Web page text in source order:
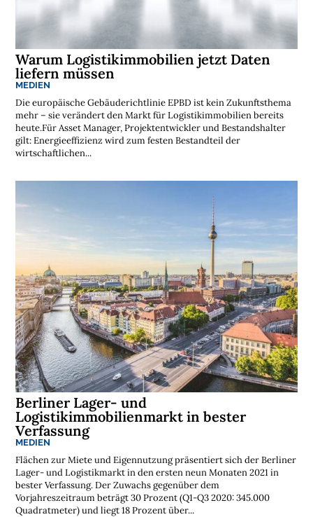

e
r
k
o
s
t
e
t
t
e
r
➔
e
z
t
a
b
o
n
n
i
e
r
e
n
Warum Logistikimmobilien jetzt Daten
liefern müssen
MEDIEN
Die europäische Gebäuderichtlinie EPBD ist kein Zukunftsthema
mehr – sie verändert den Markt für Logistikimmobilien bereits
heute.Für Asset Manager, Projektentwickler und Bestandshalter
gilt: Energieeffizienz wird zum festen Bestandteil der
wirtschaftlichen...
Berliner Lager- und
Logistikimmobilienmarkt in bester
Verfassung
MEDIEN
Flächen zur Miete und Eigennutzung präsentiert sich der Berliner
Lager- und Logistikmarkt in den ersten neun Monaten 2021 in
bester Verfassung. Der Zuwachs gegenüber dem
Vorjahreszeitraum beträgt 30 Prozent (Q1-Q3 2020: 345.000
Quadratmeter) und liegt 18 Prozent über...